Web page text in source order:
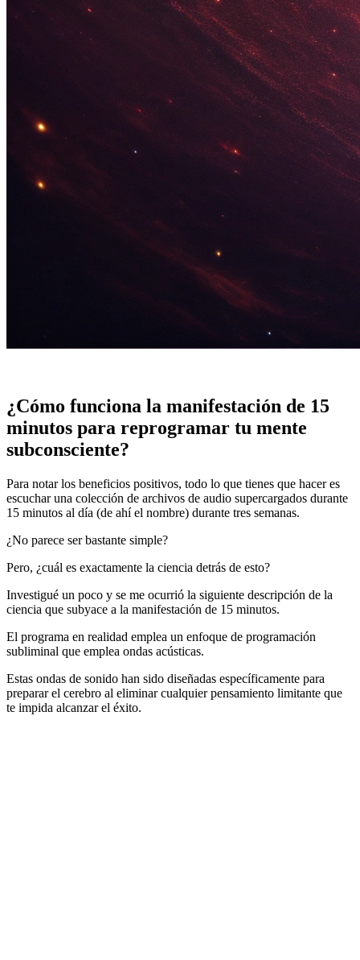
¿Cómo funciona la manifestación de 15
minutos para reprogramar tu mente
subconsciente?
Para notar los beneficios positivos, todo lo que tienes que hacer es
escuchar una colección de archivos de audio supercargados durante
15 minutos al día (de ahí el nombre) durante tres semanas.
¿No parece ser bastante simple?
Pero, ¿cuál es exactamente la ciencia detrás de esto?
Investigué un poco y se me ocurrió la siguiente descripción de la
ciencia que subyace a la manifestación de 15 minutos.
El programa en realidad emplea un enfoque de programación
subliminal que emplea ondas acústicas.
Estas ondas de sonido han sido diseñadas específicamente para
preparar el cerebro al eliminar cualquier pensamiento limitante que
te impida alcanzar el éxito.